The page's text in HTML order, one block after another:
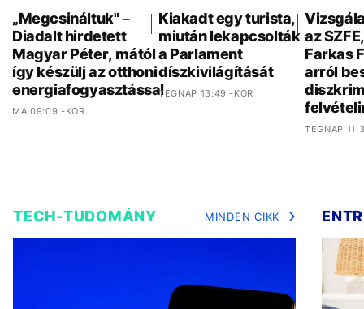
„Megcsináltuk" –
Diadalt hirdetett
Magyar Péter, mától
így készülj az otthoni
energiafogyasztással
MA 09:09 -KOR
Kiakadt egy turista,
miután lekapcsolták
a Parlament
díszkivilágítását
TEGNAP 13:49 -KOR
az
Farkas
arról
TEGNAP
TECH-TUDOMÁNY MINDEN CIKK ENTR